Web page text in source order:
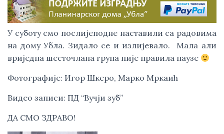
У суботу смо послијеподне наставили са радовима
на дому Убла. Зидало се и излијевало.  Мала али
вриједна шесточлана група није правила паузе
Фотографије: Игор Шкеро, Марко Мркаић
Видео записи: ПД “Вучји зуб”
ДА СМО ЗДРАВО!